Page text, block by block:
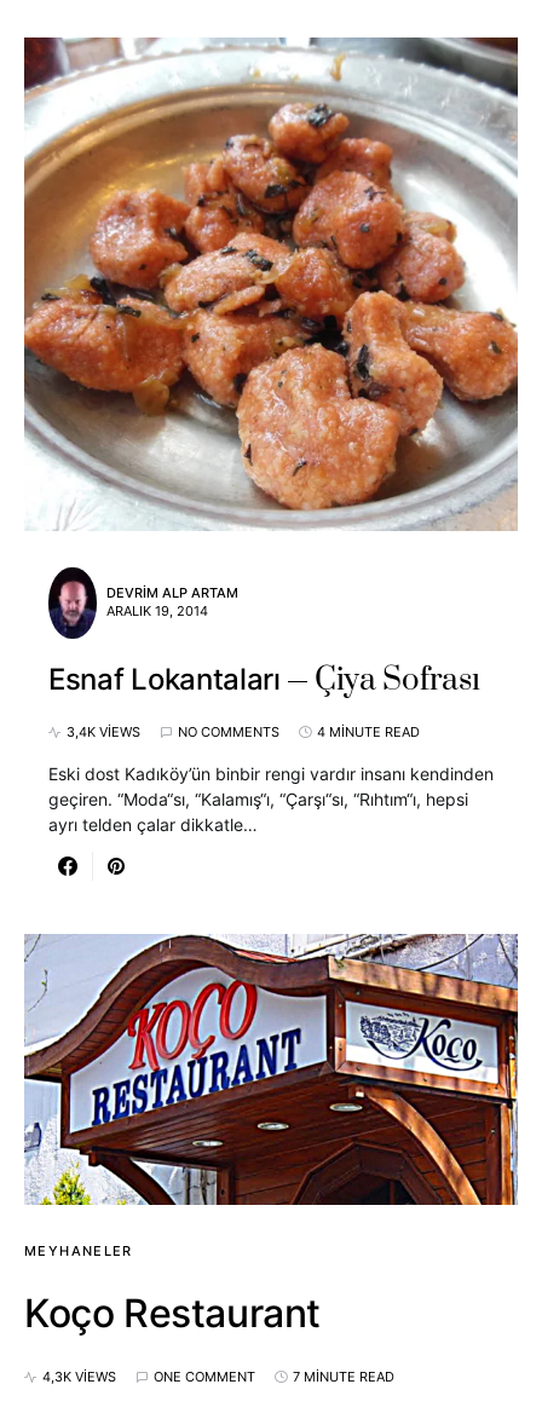
DEVRIM ALP ARTAM
ARALIK 19, 2014
Esnaf Lokantaları Çiya Sofrası
3,4K VIEWS NO COMMENTS 4 MINUTE READ
Eski dost Kadıköy’ün binbir rengi vardır insanı kendinden
geçiren. “Moda“sı, “Kalamış“ı, “Çarşı“sı, “Rıhtım“ı, hepsi
ayrı telden çalar dikkatle…
MEYHANELER
Koço Restaurant
4,3K VIEWS ONE COMMENT 7 MINUTE READ